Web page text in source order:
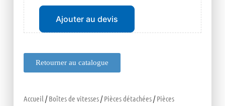
Retourner au catalogue
Accueil /Boîtes de vitesses/Pièces détachées/Pièces
Ajouter au devis